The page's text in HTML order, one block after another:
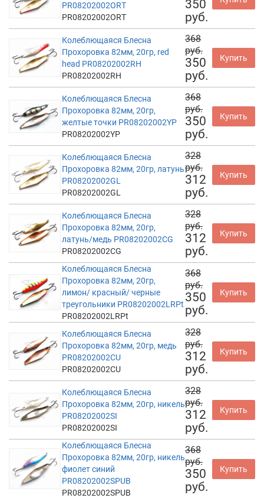
PR08202002ORT
PR08202002ORT
350
руб.
Колеблющаяся Блесна
Прохоровка 82мм, 20гр, red
head PR08202002RH
PR08202002RH
368
руб.
350
руб.
Купить
Колеблющаяся Блесна
Прохоровка 82мм, 20гр,
желтые точки PR08202002YP
PR08202002YP
368
руб.
350
руб.
Купить
Колеблющаяся Блесна
Прохоровка 82мм, 20гр, латунь
PR08202002GL
PR08202002GL
328
руб.
312
руб.
Купить
Колеблющаяся Блесна
Прохоровка 82мм, 20гр,
латунь/медь PR08202002CG
PR08202002CG
328
руб.
312
руб.
Купить
Колеблющаяся Блесна
Прохоровка 82мм, 20гр,
лимон/ красный/ черные
треугольники PR08202002LRPt
PR08202002LRPt
368
руб.
350
руб.
Купить
Колеблющаяся Блесна
Прохоровка 82мм, 20гр, медь
PR08202002CU
PR08202002CU
328
руб.
312
руб.
Купить
Колеблющаяся Блесна
Прохоровка 82мм, 20гр, никель
PR08202002SI
PR08202002SI
328
руб.
312
руб.
Купить
Колеблющаяся Блесна
Прохоровка 82мм, 20гр, никель
фиолет синий
PR08202002SPUB
PR08202002SPUB
368
руб.
350
руб.
Купить